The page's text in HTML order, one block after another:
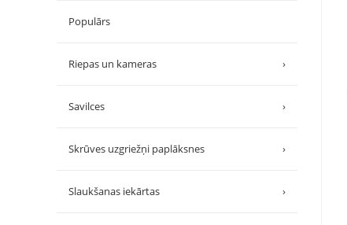
Populārs
Riepas un kameras ›
Savilces ›
Skrūves uzgriežņi paplāksnes ›
Slaukšanas iekārtas ›